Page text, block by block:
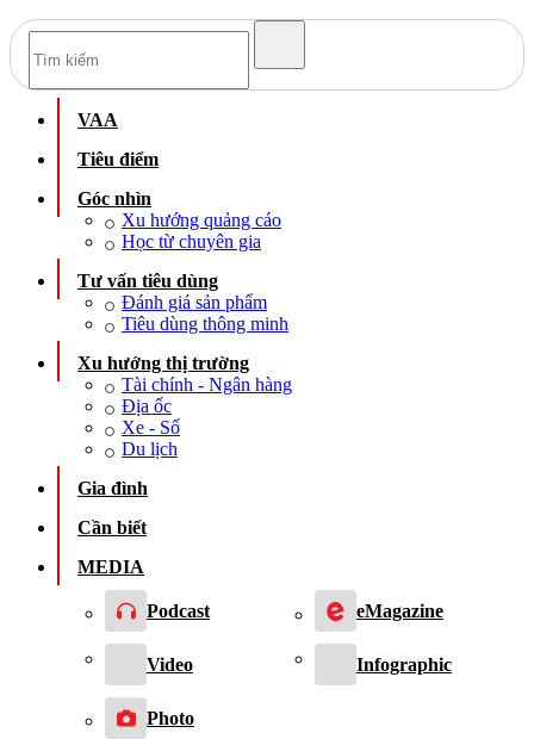
VAA
Tiêu điểm
Góc nhìn
Xu hướng quảng cáo
Học từ chuyên gia
Tư vấn tiêu dùng
Đánh giá sản phẩm
Tiêu dùng thông minh
Xu hướng thị trường
Tài chính - Ngân hàng
Địa ốc
Xe - Số
Du lịch
Gia đình
Cần biết
MEDIA
Podcast eMagazine
Video Infographic
Photo